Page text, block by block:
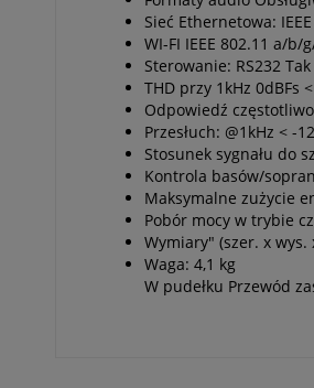
Sieć Ethernetowa:
WI-FI IEEE 802.11 a/b/
Sterowanie: RS232 Tak
THD przy 1kHz 0dBFs
Odpowiedź
Przesłuch: @1kHz < -
Stosunek sygnału do
Kontrola basów/
Maksymalne zużycie
Pobór mocy w trybie
Wymiary" (szer. x wys.
Waga: 4,1 kg
W pudełku Przewód